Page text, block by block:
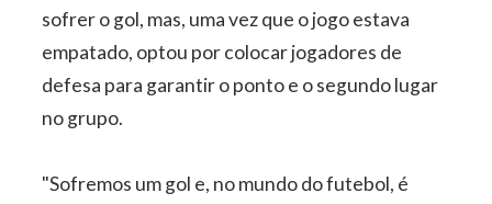
sofrer o gol, mas, uma vez que o jogo estava
empatado, optou por colocar jogadores de
defesa para garantir o ponto e o segundo lugar
no grupo.
"Sofremos um gol e, no mundo do futebol, é